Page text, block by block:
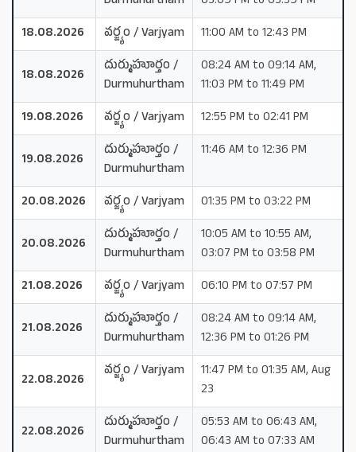
18.08.2026
వర్జ్యం / Varjyam 11:00 AM to 12:43 PM
18.08.2026
దుర్ముహూర్తం /
Durmuhurtham
08:24 AM to 09:14 AM,
11:03 PM to 11:49 PM
19.08.2026
వర్జ్యం / Varjyam 12:55 PM to 02:41 PM
19.08.2026
దుర్ముహూర్తం /
Durmuhurtham
11:46 AM to 12:36 PM
20.08.2026 వర్జ్యం / Varjyam 01:35 PM to 03:22 PM
20.08.2026
దుర్ముహూర్తం /
Durmuhurtham
10:05 AM to 10:55 AM,
03:07 PM to 03:58 PM
21.08.2026
వర్జ్యం / Varjyam 06:10 PM to 07:57 PM
21.08.2026
దుర్ముహూర్తం /
Durmuhurtham
08:24 AM to 09:14 AM,
12:36 PM to 01:26 PM
22.08.2026
వర్జ్యం / Varjyam
11:47 PM to 01:35 AM, Aug
23
22.08.2026
దుర్ముహూర్తం /
Durmuhurtham
05:53 AM to 06:43 AM,
06:43 AM to 07:33 AM